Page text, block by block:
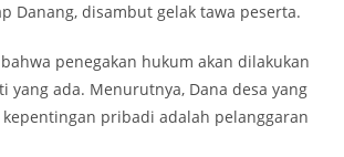
Danang, disambut gelak tawa peserta.
penegakan hukum akan dilakukan
yang ada. Menurutnya, Dana desa yang
pribadi adalah pelanggaran